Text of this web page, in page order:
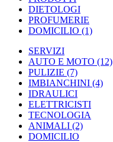
DIETOLOGI
PROFUMERIE
DOMICILIO (1)
SERVIZI
AUTO E MOTO (12)
PULIZIE (7)
IMBIANCHINI (4)
IDRAULICI
ELETTRICISTI
TECNOLOGIA
ANIMALI (2)
DOMICILIO